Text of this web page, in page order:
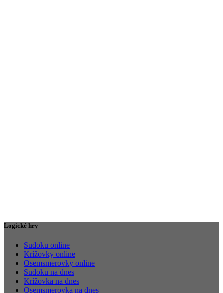
Logické hry
Sudoku online
Krížovky online
Osemsmerovky online
Sudoku na dnes
Krížovka na dnes
Osemsmerovka na dnes